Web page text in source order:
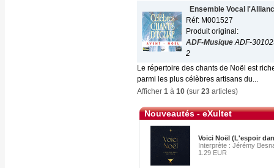
Ensemble Vocal
Réf: M001527
Produit original:
ADF-MusiqueADF-
2
Le répertoire des chants de Noël est
parmi les plus célèbres artisans du...
Afficher 1 à 10 (sur 23 articles)
Nouveautés - eXultet
Voici Noël (L'espoir
Interprète : Jérémy
1.29 EUR